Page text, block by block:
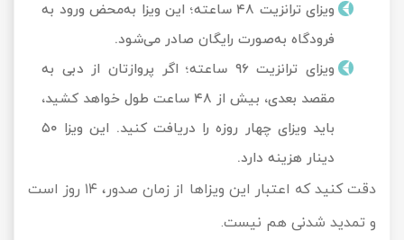
ویزای ترانزیت ۴۸ ساعته؛ این ویزا به‌محض ورود به
فرودگاه به‌صورت رایگان صادر می‌شود.
ویزای ترانزیت ۹۶ ساعته؛ اگر پروازتان از دبی به
مقصد بعدی، بیش از ۴۸ ساعت طول خواهد کشید،
باید ویزای چهار روزه را دریافت کنید. این ویزا ۵۰
دینار هزینه دارد.
دقت کنید که اعتبار این ویزاها از زمان صدور، ۱۴ روز است
و تمدید شدنی هم نیست.